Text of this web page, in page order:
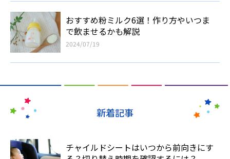
おすすめ粉ミルク6選！作り方やいつま
で飲ませるかも解説
2024/07/19
新着記事
チャイルドシートはいつから前向きにす